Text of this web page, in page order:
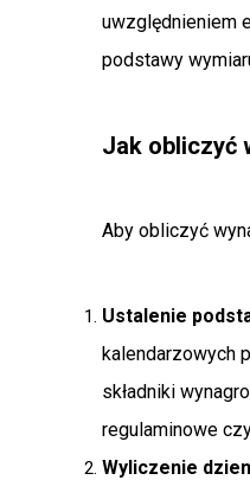
uwzględnieniem
podstawy
Jak obliczyć
Aby obliczyć
Ustalenie
kalendarzowych
składniki
regulaminowe
Wyliczenie